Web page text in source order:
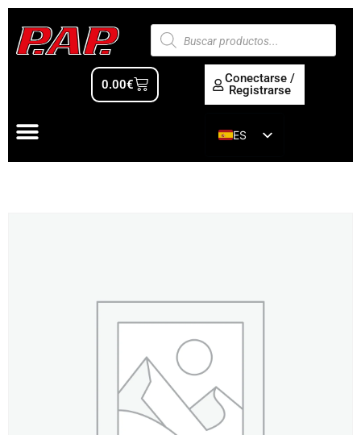
0.00€
Conectarse /
Registrarse
ES
EN